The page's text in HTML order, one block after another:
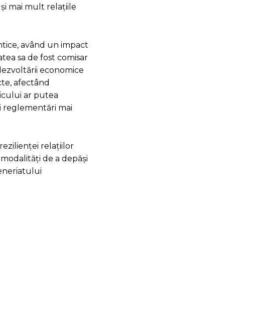
mai mult relațiile
având un impact
sa de fost comisar
economice
afectând
ar putea
reglementări mai
relațiilor
de a depăși